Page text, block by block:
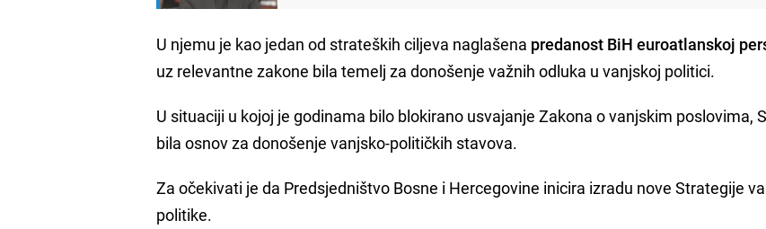
U njemu je kao jedan od strateških ciljeva naglašena predanost BiH euroatlanskoj
uz relevantne zakone bila temelj za donošenje važnih odluka u vanjskoj politici.
U situaciji u kojoj je godinama bilo blokirano usvajanje Zakona o vanjskim poslovima,
bila osnov za donošenje vanjsko-političkih stavova.
Za očekivati je da Predsjedništvo Bosne i Hercegovine inicira izradu nove Strategije
politike.